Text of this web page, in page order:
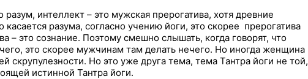
интеллект – это мужская прерогатива, хотя древние
касается разума, согласно учению йоги, это скорее прерогатива
– это сознание. Поэтому смешно слышать, когда говорят, что
это скорее мужчинам там делать нечего. Но иногда женщина
скрупулезности. Но это уже друга тема, тема Тантра йоги не той,
истинной Тантра йоги.